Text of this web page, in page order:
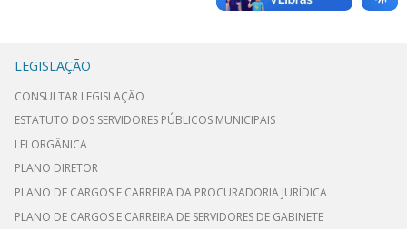
LEGISLAÇÃO
CONSULTAR LEGISLAÇÃO
ESTATUTO DOS SERVIDORES PÚBLICOS MUNICIPAIS
LEI ORGÂNICA
PLANO DIRETOR
PLANO DE CARGOS E CARREIRA DA PROCURADORIA JURÍDICA
PLANO DE CARGOS E CARREIRA DE SERVIDORES DE GABINETE